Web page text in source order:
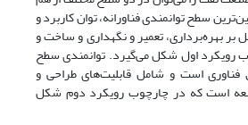
سطح توانمندی فناورانه، توان کاربرد و
بر بهره‌برداری، تعمیر و نگهداری و ساخت و
رویکرد اول شکل می‌گیرد. توانمندی سطح
فناوری است و شامل قابلیت‌های طراحی و
است که در چارچوب رویکرد دوم شکل